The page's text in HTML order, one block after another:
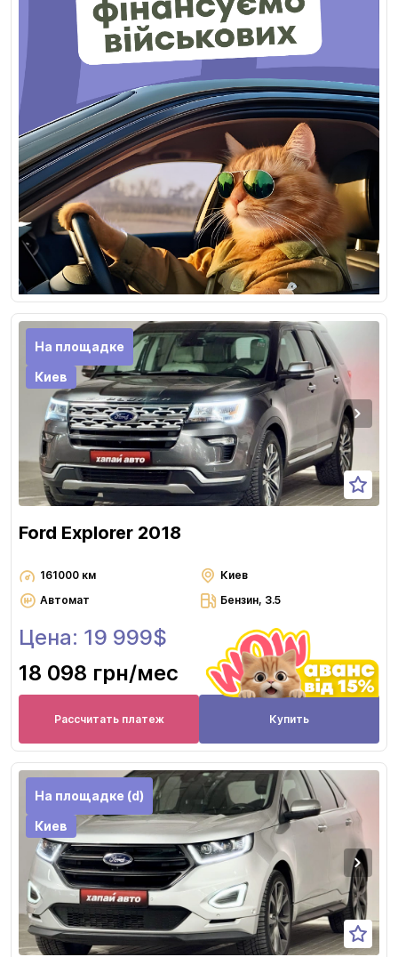
На площадке
Киев
Ford Explorer 2018
161000 км
Киев
Автомат
Бензин, 3.5
Цена: 19 999$
18 098 грн/мес
Рассчитать платеж Купить
На площадке (d)
Киев